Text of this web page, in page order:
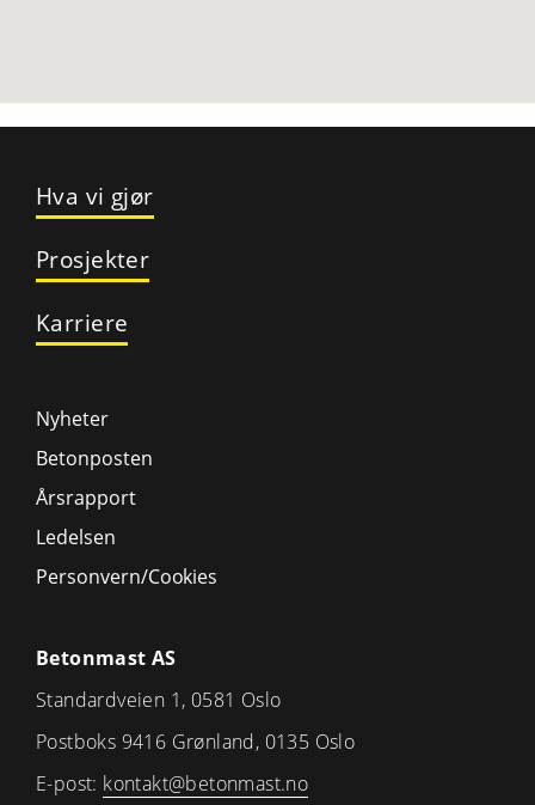
Hva vi gjør
Prosjekter
Karriere
Nyheter
Betonposten
Årsrapport
Ledelsen
Personvern/Cookies
Betonmast AS
Standardveien 1, 0581 Oslo
Postboks 9416 Grønland, 0135 Oslo
E-post: kontakt@betonmast.no